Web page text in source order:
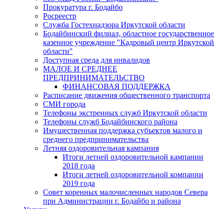
Прокуратура г. Бодайбо
Росреестр
Служба Гостехнадзора Иркутской области
Бодайбинский филиал, областное государственное
казенное учреждение "Кадровый центр Иркутской
области"
Доступная среда для инвалидов
МАЛОЕ И СРЕДНЕЕ
ПРЕДПРИНИМАТЕЛЬСТВО
ФИНАНСОВАЯ ПОДДЕРЖКА
Расписание движения общественного транспорта
СМИ города
Телефоны экстренных служб Иркутской области
Телефоны служб Бодайбинского района
Имущественная поддержка субъектов малого и
среднего предпринимательства
Летняя оздоровительная кампания
Итоги летней оздоровительной кампании
2018 года
Итоги летней оздоровительной компании
2019 года
Совет коренных малочисленных народов Севера
при Администрации г. Бодайбо и района